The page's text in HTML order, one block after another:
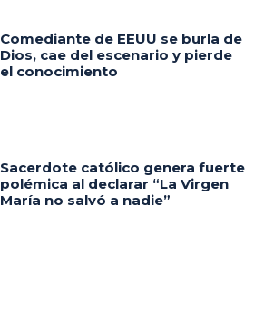
Comediante de EEUU se burla de
Dios, cae del escenario y pierde
el conocimiento
Sacerdote católico genera fuerte
polémica al declarar “La Virgen
María no salvó a nadie”